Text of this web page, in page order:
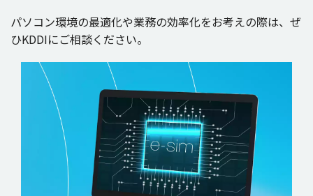
パソコン環境の最適化や業務の効率化をお考えの際は、ぜ
ひKDDIにご相談ください。